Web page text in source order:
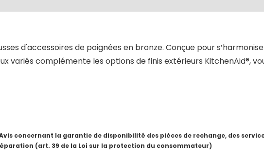
d'accessoires de poignées en bronze. Conçue pour
variés complémente les options de finis extérieurs KitchenAid®,
concernant la garantie de disponibilité des pièces de rechange, des
(art. 39 de la Loi sur la protection du consommateur)